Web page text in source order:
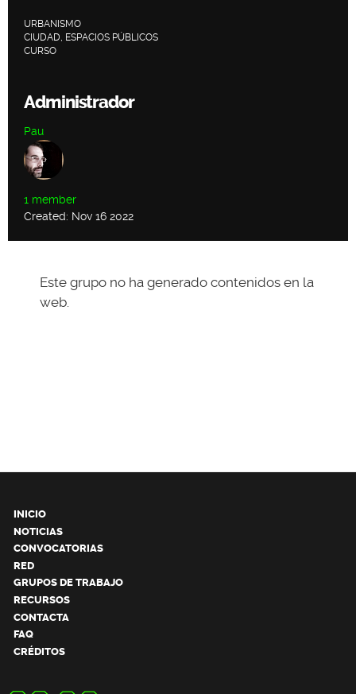
URBANISMO
CIUDAD, ESPACIOS PÚBLICOS
CURSO
Administrador
Pau
1 member
Created: Nov 16 2022
Este grupo no ha generado contenidos en la
web.
INICIO
NOTICIAS
CONVOCATORIAS
RED
GRUPOS DE TRABAJO
RECURSOS
CONTACTA
FAQ
CRÉDITOS